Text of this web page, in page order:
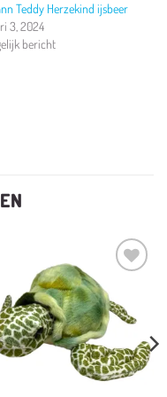
Teddy Herzekind ijsbeer
3, 2024
bericht
Toevoegen
aan
verlanglijst